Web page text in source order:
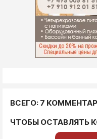
ВСЕГО: 7
ЧТОБЫ ОСТАВЛЯТЬ